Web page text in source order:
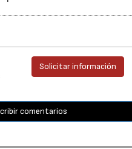
Solicitar información
comentarios